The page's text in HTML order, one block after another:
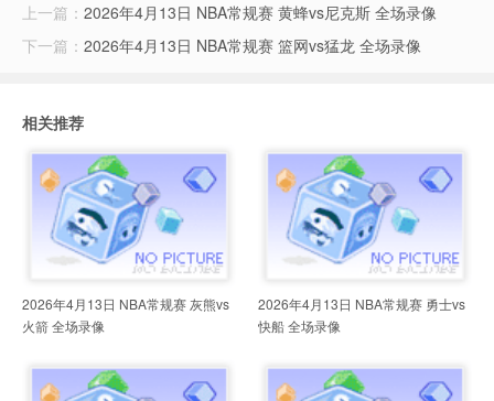
上一篇： 2026年4月13日 NBA常规赛 黄蜂vs尼克斯 全场录像
下一篇： 2026年4月13日 NBA常规赛 篮网vs猛龙 全场录像
相关推荐
2026年4月13日 NBA常规赛 灰熊vs
火箭 全场录像
2026年4月13日 NBA常规赛 勇士vs
快船 全场录像